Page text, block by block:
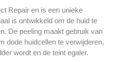
Repair en is een unieke
is ontwikkeld om de huid te
De peeling maakt gebruik van
dode huidcellen te verwijderen,
wordt en de teint egaler.